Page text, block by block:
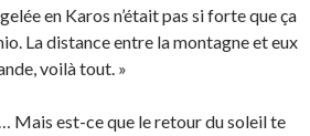
en Karos n’était pas si forte que ça
La distance entre la montagne et eux
voilà tout. »
Mais est-ce que le retour du soleil te